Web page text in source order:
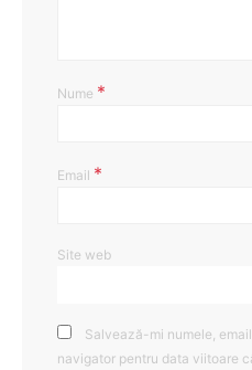
Nume *
Email *
Site web
Salvează-mi numele,
navigator pentru data viitoare